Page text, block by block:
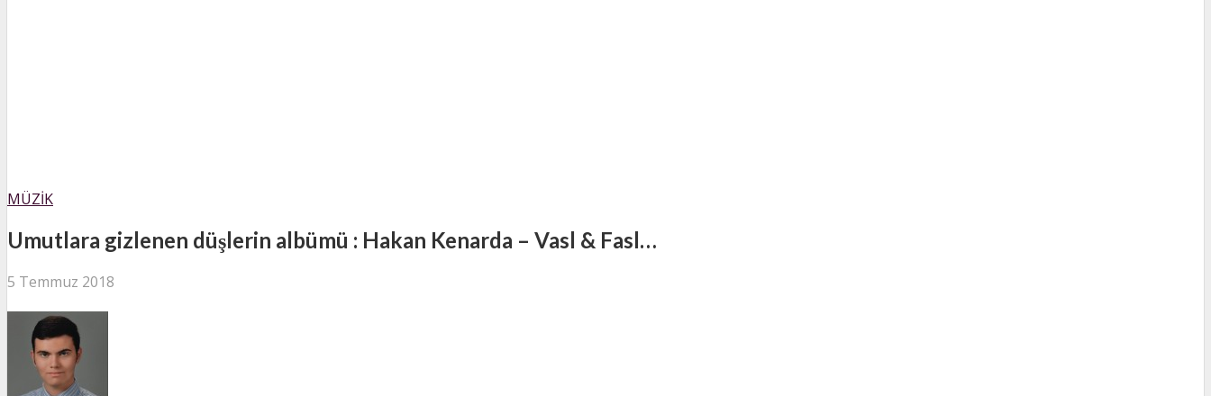
MÜZIK
Umutlara gizlenen düşlerin albümü : Hakan Kenarda – Vasl & Fasl…
5 Temmuz 2018